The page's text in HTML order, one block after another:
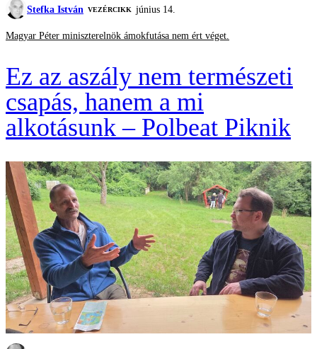
Stefka István VEZÉRCIKK június 14.
Magyar Péter miniszterelnök ámokfutása nem ért véget.
Ez az aszály nem természeti
csapás, hanem a mi
alkotásunk – Polbeat Piknik